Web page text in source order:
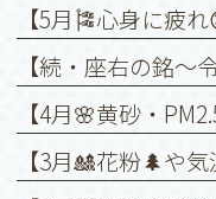
【5月🎏心身に疲
【続・座右の銘〜
【4月🌸黄砂・
【3月🎎花粉🌲や